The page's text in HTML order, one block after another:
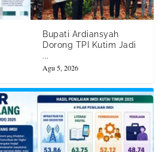
Bupati Ardiansyah
Dorong TPI Kutim Jadi
...
Agu 5, 2026